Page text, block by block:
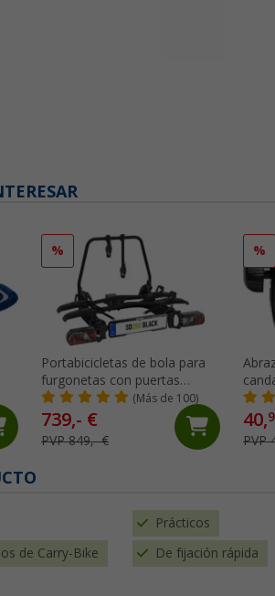
%
Portabicicletas de bola para
furgonetas con puertas
traseras de 2 bicicletas negro
SD260 Eufab
(Más de 100)
739,- €
PVP 849,- €
%
40,
PVP
Prácticos
de Carry-Bike De fijación rápida